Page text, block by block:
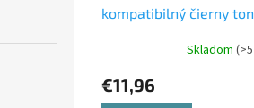
kompatibilný čierny
Skladom
€11,96